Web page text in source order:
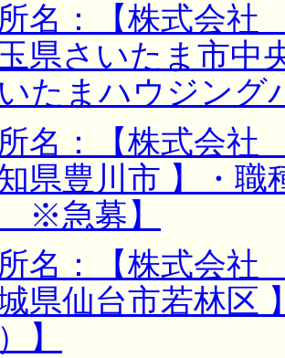
名：【株式会
玉県さいたま市
いたまハウジン
名：【株式会
知県豊川市 】・
※急募】
名：【株式会
城県仙台市若林区
】